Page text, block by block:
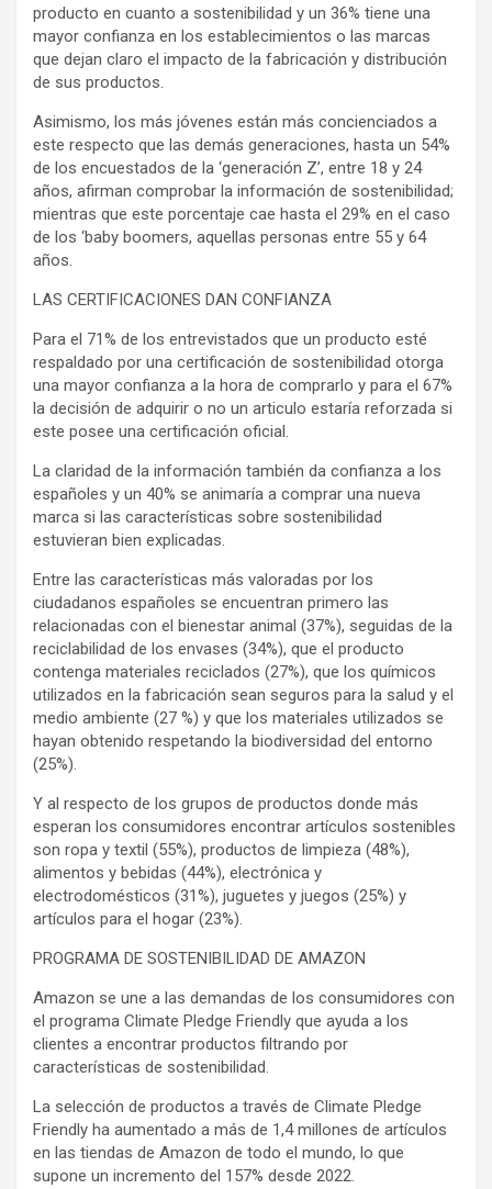
producto en cuanto a sostenibilidad y un 36% tiene una
mayor confianza en los establecimientos o las marcas
que dejan claro el impacto de la fabricación y distribución
de sus productos.
Asimismo, los más jóvenes están más concienciados a
este respecto que las demás generaciones, hasta un 54%
de los encuestados de la ‘generación Z’, entre 18 y 24
años, afirman comprobar la información de sostenibilidad;
mientras que este porcentaje cae hasta el 29% en el caso
de los ‘baby boomers, aquellas personas entre 55 y 64
años.
LAS CERTIFICACIONES DAN CONFIANZA
Para el 71% de los entrevistados que un producto esté
respaldado por una certificación de sostenibilidad otorga
una mayor confianza a la hora de comprarlo y para el 67%
la decisión de adquirir o no un articulo estaría reforzada si
este posee una certificación oficial.
La claridad de la información también da confianza a los
españoles y un 40% se animaría a comprar una nueva
marca si las características sobre sostenibilidad
estuvieran bien explicadas.
Entre las características más valoradas por los
ciudadanos españoles se encuentran primero las
relacionadas con el bienestar animal (37%), seguidas de la
reciclabilidad de los envases (34%), que el producto
contenga materiales reciclados (27%), que los químicos
utilizados en la fabricación sean seguros para la salud y el
medio ambiente (27 %) y que los materiales utilizados se
hayan obtenido respetando la biodiversidad del entorno
(25%).
Y al respecto de los grupos de productos donde más
esperan los consumidores encontrar artículos sostenibles
son ropa y textil (55%), productos de limpieza (48%),
alimentos y bebidas (44%), electrónica y
electrodomésticos (31%), juguetes y juegos (25%) y
artículos para el hogar (23%).
PROGRAMA DE SOSTENIBILIDAD DE AMAZON
Amazon se une a las demandas de los consumidores con
el programa Climate Pledge Friendly que ayuda a los
clientes a encontrar productos filtrando por
características de sostenibilidad.
La selección de productos a través de Climate Pledge
Friendly ha aumentado a más de 1,4 millones de artículos
en las tiendas de Amazon de todo el mundo, lo que
supone un incremento del 157% desde 2022.